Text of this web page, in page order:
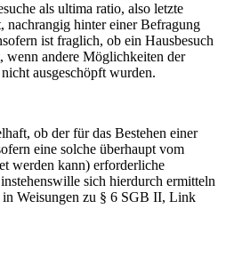
als ultima ratio, also letzte
nachrangig hinter einer Befragung
ist fraglich, ob ein Hausbesuch
wenn andere Möglichkeiten der
ausgeschöpft wurden.
ob der für das Bestehen einer
eine solche überhaupt vom
werden kann) erforderliche
sich hierdurch ermitteln
in Weisungen zu § 6 SGB II, Link